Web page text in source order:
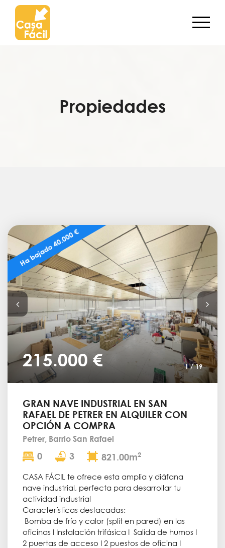
Propiedades
Ha bajado 40.000 €
215.000 € 1/19
GRAN NAVE INDUSTRIAL EN SAN
RAFAEL DE PETRER EN ALQUILER CON
OPCIÓN A COMPRA
Petrer, Barrio San Rafael
0 3 821.00m2
CASA FÁCIL te ofrece esta amplia y diáfana
nave industrial, perfecta para desarrollar tu
actividad industrial
Características destacadas:
️ Bomba de frío y calor (split en pared) en las
oficinas I Instalación trifásica I ️ Salida de humos I
2 puertas de acceso I 2 puestos de oficina I